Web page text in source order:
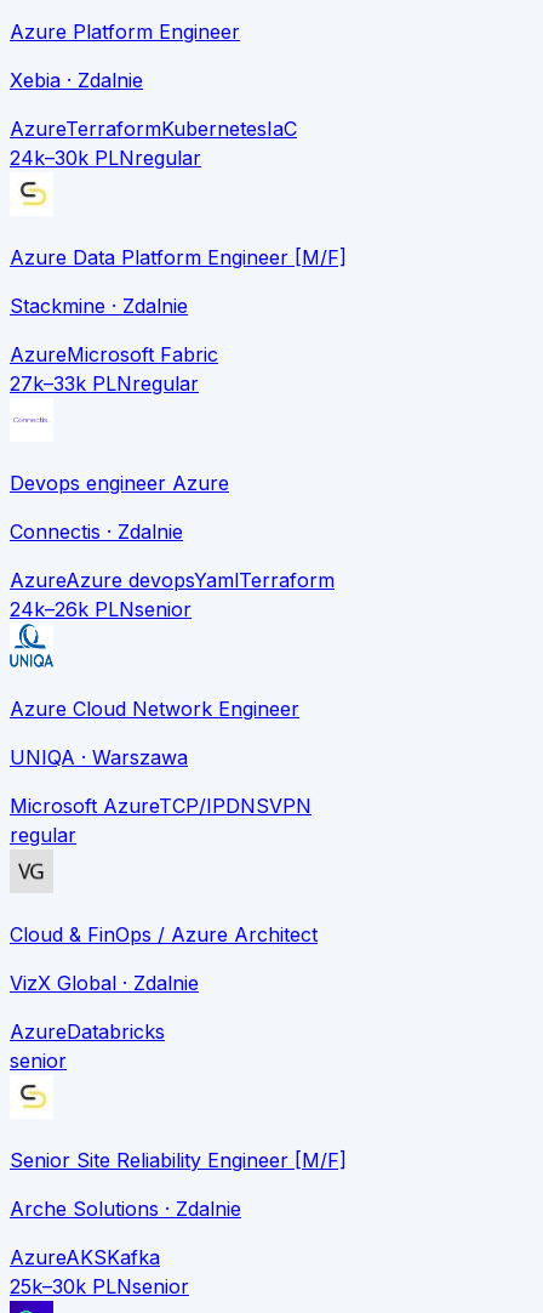
Azure Platform Engineer
Xebia · Zdalnie
AzureTerraformKubernetesIaC
24k–30k PLNregular
Azure Data Platform Engineer [M/F]
Stackmine · Zdalnie
AzureMicrosoft Fabric
27k–33k PLNregular
Devops engineer Azure
Connectis · Zdalnie
AzureAzure devopsYamlTerraform
24k–26k PLNsenior
Azure Cloud Network Engineer
UNIQA · Warszawa
Microsoft AzureTCP/IPDNSVPN
regular
Cloud & FinOps / Azure Architect
VizX Global · Zdalnie
AzureDatabricks
senior
Senior Site Reliability Engineer [M/F]
Arche Solutions · Zdalnie
AzureAKSKafka
25k–30k PLNsenior